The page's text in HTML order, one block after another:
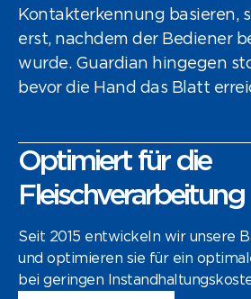
Kontakterkennung basieren,
erst, nachdem der Bediener
wurde. Guardian hingegen
bevor die Hand das Blatt
Optimiert für die
Fleischverarbeitung
Seit 2015 entwickeln wir unsere
und optimieren sie für ein
bei geringen